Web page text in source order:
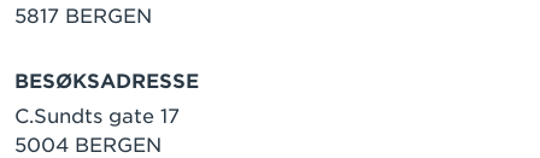
5817 BERGEN
BESØKSADRESSE
C.Sundts gate 17
5004 BERGEN